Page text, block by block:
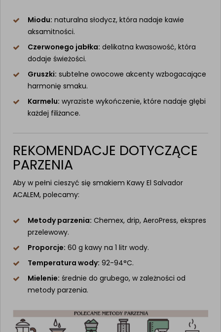
Miodu: naturalna słodycz, która nadaje kawie
aksamitności.
Czerwonego jabłka: delikatna kwasowość, która
dodaje świeżości.
Gruszki: subtelne owocowe akcenty wzbogacające
harmonię smaku.
Karmelu: wyraziste wykończenie, które nadaje głębi
każdej filiżance.
REKOMENDACJE DOTYCZĄCE
PARZENIA
Aby w pełni cieszyć się smakiem Kawy El Salvador
ACALEM, polecamy:
Metody parzenia: Chemex, drip, AeroPress, ekspres
przelewowy.
Proporcje: 60 g kawy na 1 litr wody.
Temperatura wody: 92-94°C.
Mielenie: średnie do grubego, w zależności od
metody parzenia.